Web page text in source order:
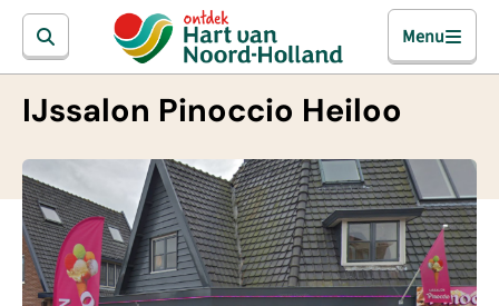
Menu
IJssalon Pinoccio Heiloo